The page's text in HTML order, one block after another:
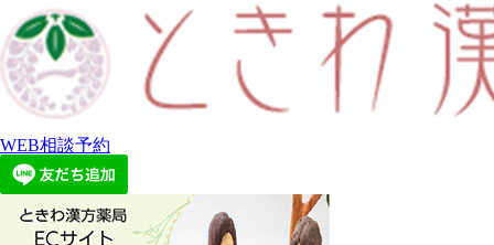
WEB相談予約